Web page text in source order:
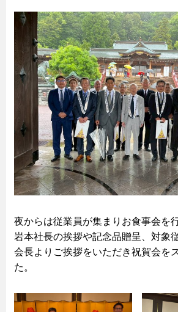
夜からは従業員が集まりお食事会を
岩本社長の挨拶や記念品贈呈、対象
会長よりご挨拶をいただき祝賀会を
た。